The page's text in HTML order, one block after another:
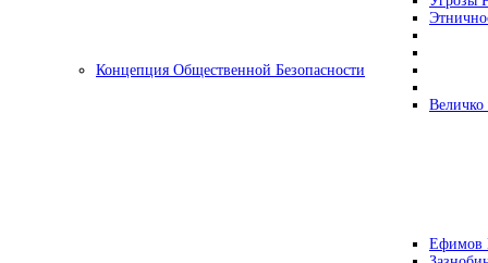
Концепция Общественной Безопасности
Ефимов